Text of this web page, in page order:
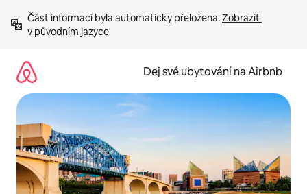
obsah
Část informací byla automaticky přeložena. Zobrazit
v původním jazyce
Dej své ubytování na Airbnb